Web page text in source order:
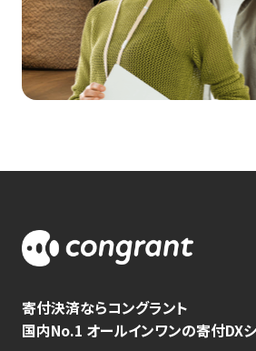
寄付決済ならコングラント
国内No.1 オールインワンの寄付DX